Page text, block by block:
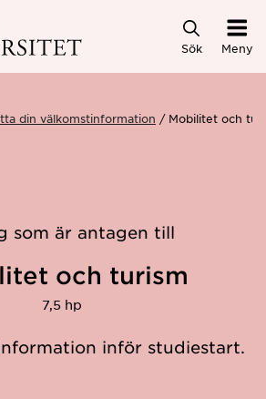
Sök Meny
din välkomstinformation Mobilitet och
som är antagen till
och turism
7,5 hp
inför studiestart.